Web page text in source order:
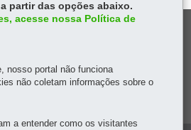
partir das opções abaixo.
acesse nossa Política de
nosso portal não funciona
não coletam informações sobre o
a entender como os visitantes